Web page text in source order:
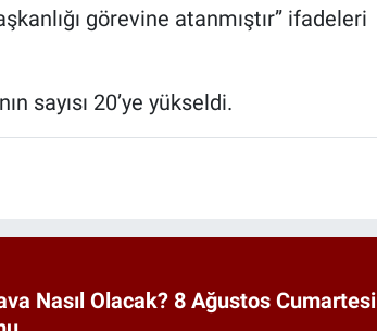
görevine atanmıştır” ifadeleri
sayısı 20’ye yükseldi.
Nasıl Olacak? 8 Ağustos Cumartesi